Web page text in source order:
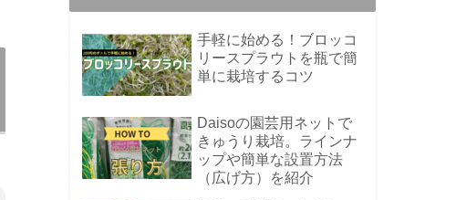
手軽に始める！ブロッコ
リースプラウトを瓶で簡
単に栽培するコツ
Daisoの園芸用ネットで
きゅうり栽培。ラインナ
ップや簡単な設置方法
（広げ方）を紹介